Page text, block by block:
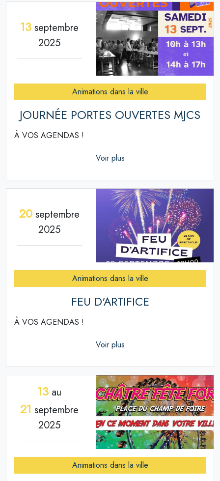
13 septembre
2025
Animations dans la ville
JOURNÉE PORTES OUVERTES MJCS
À VOS AGENDAS !
Voir plus
20 septembre
2025
Animations dans la ville
FEU D'ARTIFICE
À VOS AGENDAS !
Voir plus
13 au
21 septembre
2025
Animations dans la ville